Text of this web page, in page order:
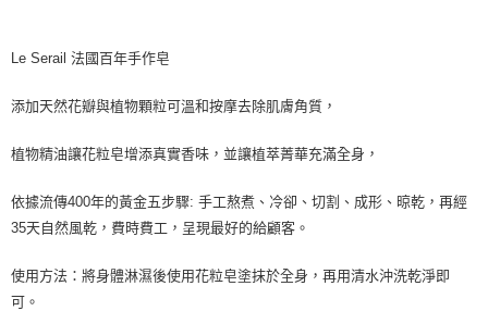
全家取貨付款
全家純取貨 (先付款
每筆NT$80，滿NT$999(含以上)免運費
每筆NT$80，滿NT$999(含以上)免運費
每筆NT$80，滿NT$999(含以上)免運費
Le Serail 法國百年手作皂
添加天然花瓣與植物顆粒可溫和按摩去除肌膚角質，
植物精油讓花粒皂增添真實香味，並讓植萃菁華充滿全身，
依據流傳400年的黃金五步驟: 手工熬煮、冷卻、切割、成形、晾乾，再經
35天自然風乾，費時費工，呈現最好的給顧客。
使用方法：將身體淋濕後使用花粒皂塗抹於全身，再用清水沖洗乾淨即
可。